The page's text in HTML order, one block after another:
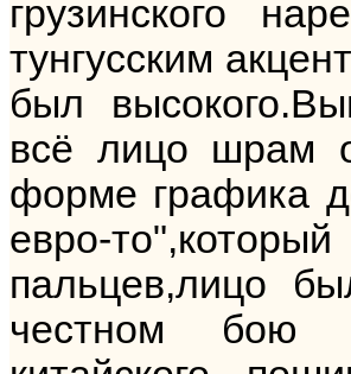
грузинского
тунгусским
был
всё лицо шрам
форме графика
евро-
пальцев,лицо
честном бою